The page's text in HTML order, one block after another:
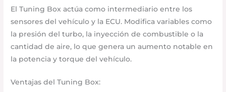
El Tuning Box actúa como intermediario entre los
sensores del vehículo y la ECU. Modifica variables como
la presión del turbo, la inyección de combustible o la
cantidad de aire, lo que genera un aumento notable en
la potencia y torque del vehículo.
Ventajas del Tuning Box: